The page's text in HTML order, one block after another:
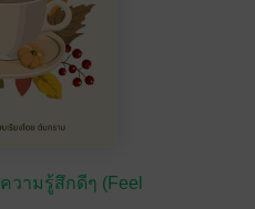
ความรู้สึกดีๆ (Feel